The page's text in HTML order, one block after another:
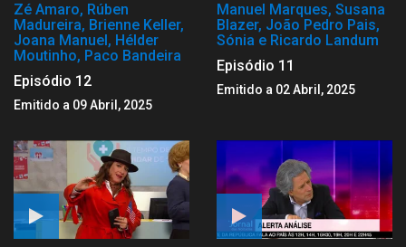
Zé Amaro, Rúben
Madureira, Brienne Keller,
Joana Manuel, Hélder
Moutinho, Paco Bandeira
Episódio 12
Emitido a 09 Abril, 2025
Manuel Marques, Susana
Blazer, João Pedro Pais,
Sónia e Ricardo Landum
Episódio 11
Emitido a 02 Abril, 2025